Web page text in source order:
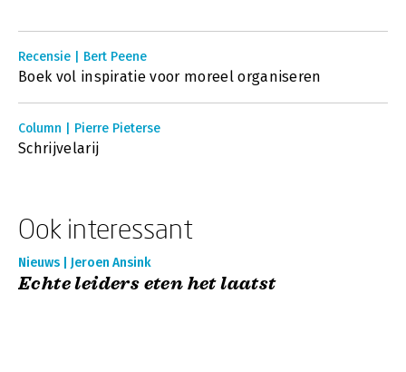
Recensie | Bert Peene
Boek vol inspiratie voor moreel organiseren
Column | Pierre Pieterse
Schrijvelarij
Ook interessant
Nieuws | Jeroen Ansink
Echte leiders eten het laatst